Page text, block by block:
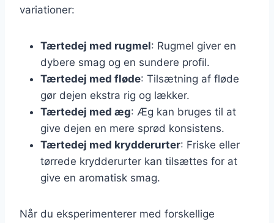
variationer:
Tærtedej med rugmel: Rugmel giver en
dybere smag og en sundere profil.
Tærtedej med fløde: Tilsætning af fløde
gør dejen ekstra rig og lækker.
Tærtedej med æg: Æg kan bruges til at
give dejen en mere sprød konsistens.
Tærtedej med krydderurter: Friske eller
tørrede krydderurter kan tilsættes for at
give en aromatisk smag.
Når du eksperimenterer med forskellige